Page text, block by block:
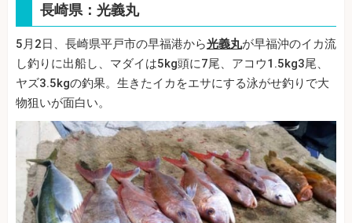
長崎県：光義丸
5月2日、長崎県平戸市の早福港から光義丸が早福沖のイカ流
し釣りに出船し、マダイは5kg頭に7尾、アコウ1.5kg3尾、
ヤズ3.5kgの釣果。生きたイカをエサにする泳がせ釣りで大
物狙いが面白い。